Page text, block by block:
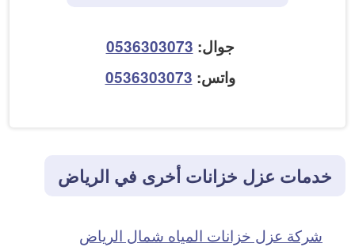
جوال: 0536303073
واتس: 0536303073
خدمات عزل خزانات أخرى في الرياض
شركة عزل خزانات المياه شمال الرياض